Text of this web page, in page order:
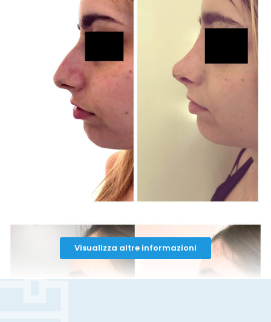
problema(epistassi abbondante)
indicandomi le tempistiche per risolverlo
definitivamente. a saperlo ci sarei
andato prima.
Paziente
Molto preparato,e tra l’altro molto
simpatico e cordiale.
Paziente
Visualizza altre informazioni